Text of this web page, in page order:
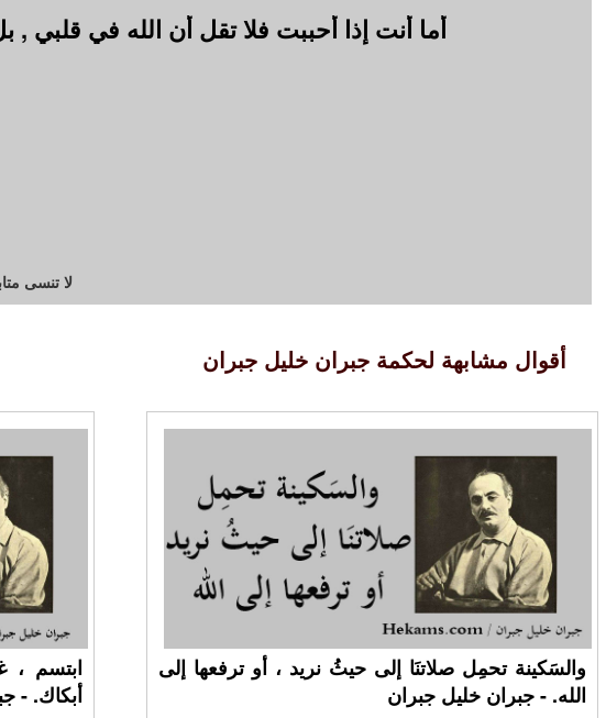
أما أنت إذا أحببت فلا تقل أن الله في قلبي
لا تنسى
أقوال مشابهة لحكمة جبران خليل جبران
ابتسم ،
أبكاك. -
والسَكينة تحمِل صلاتنَا إلى حيثُ نريد ، أو ترفعها إلى
الله. - جبران خليل جبران